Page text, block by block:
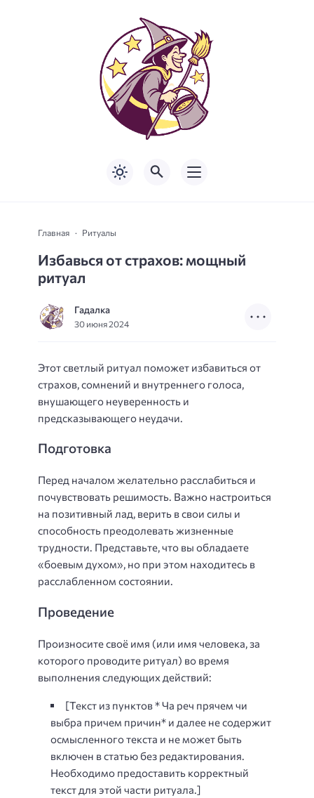
Главная Ритуалы
Избавься от страхов: мощный
ритуал
Гадалка
30 июня 2024
Этот светлый ритуал поможет избавиться от
страхов, сомнений и внутреннего голоса,
внушающего неуверенность и
предсказывающего неудачи.
Подготовка
Перед началом желательно расслабиться и
почувствовать решимость. Важно настроиться
на позитивный лад, верить в свои силы и
способность преодолевать жизненные
трудности. Представьте, что вы обладаете
«боевым духом», но при этом находитесь в
расслабленном состоянии.
Проведение
Произносите своё имя (или имя человека, за
которого проводите ритуал) во время
выполнения следующих действий:
[Текст из пунктов * Ча реч прячем чи
выбра причем причин* и далее не содержит
осмысленного текста и не может быть
включен в статью без редактирования.
Необходимо предоставить корректный
текст для этой части ритуала.]